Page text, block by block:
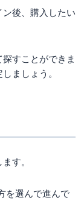
後、購入したい
すことができま
ましょう。
す。
を選んで進んで